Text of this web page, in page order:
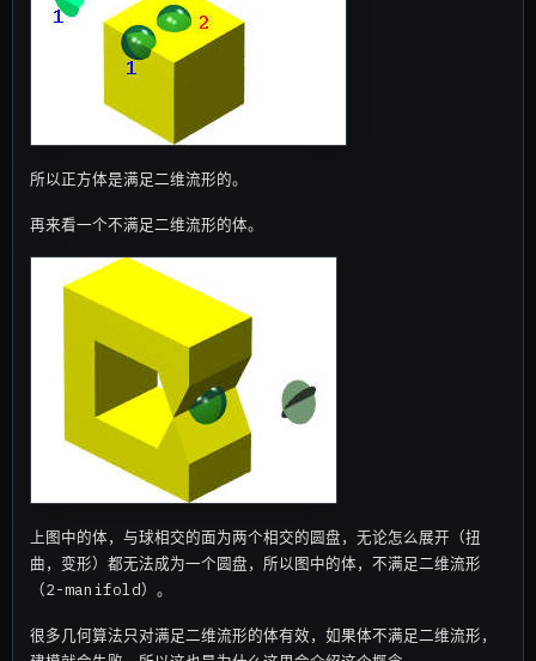
所以正方体是满足二维流形的。
再来看一个不满足二维流形的体。
上图中的体，与球相交的面为两个相交的圆盘，无论怎么展开（扭
曲，变形）都无法成为一个圆盘，所以图中的体，不满足二维流形
（2-manifold）。
很多几何算法只对满足二维流形的体有效，如果体不满足二维流形，